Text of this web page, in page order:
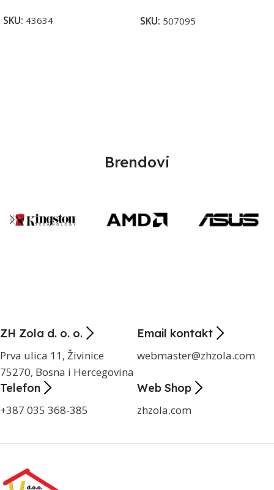
SKU: 43634 SKU: 507095
Brendovi
ZH Zola d. o. o.
Prva ulica 11, Živinice
75270, Bosna i Hercegovina
Email kontakt
webmaster@zhzola.com
Telefon
+387 035 368-385
Web Shop
zhzola.com